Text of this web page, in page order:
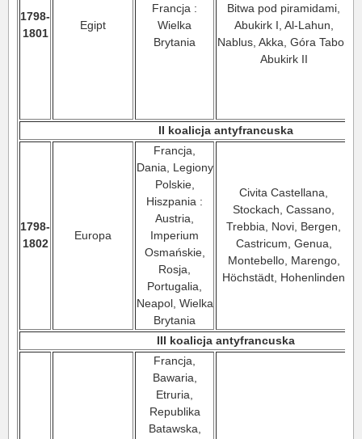
1798-
1801
Egipt
Francja :
Wielka
Brytania
Bitwa pod piramidami,
Abukirk I, Al-Lahun,
Nablus, Akka, Góra Tabor,
Abukirk II
II koalicja antyfrancuska
1798-
1802
Europa
Francja,
Dania, Legiony
Polskie,
Hiszpania :
Austria,
Imperium
Osmańskie,
Rosja,
Portugalia,
Neapol, Wielka
Brytania
Civita Castellana,
Stockach, Cassano,
Trebbia, Novi, Bergen,
Castricum, Genua,
Montebello, Marengo,
Höchstädt, Hohenlinden
III koalicja antyfrancuska
Francja,
Bawaria,
Etruria,
Republika
Batawska,